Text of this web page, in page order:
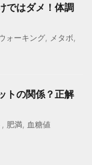
ではダメ！体調
ォーキング メタボ
トの関係？正解
肥満 血糖値